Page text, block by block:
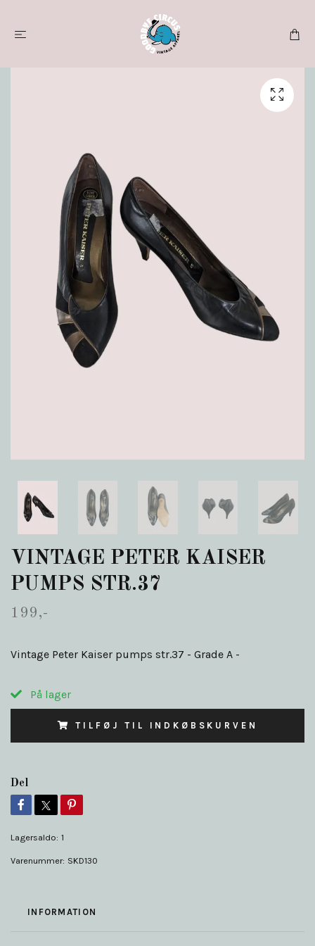
VINTAGE PETER KAISER
PUMPS STR.37
199,-
Vintage Peter Kaiser pumps str.37 - Grade A -
På lager
TILFØJ TIL INDKØBSKURVEN
Del
Lagersaldo: 1
Varenummer: SKD130
INFORMATION